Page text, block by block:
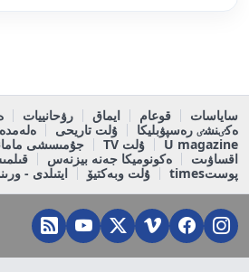
ساياسات قوعام ايماق رۋحانييات
ەكٸنشٸ رەسپۋبليكا
ۇلت تاريحى ەلەمدە
U magazine
ۇلت TV
جۇمىسشى
اقساۋىت
ەكونوميكا جەنە بيزنەس
پوستtimes
ۇلت وبەكتيۆ ايتىلدى -